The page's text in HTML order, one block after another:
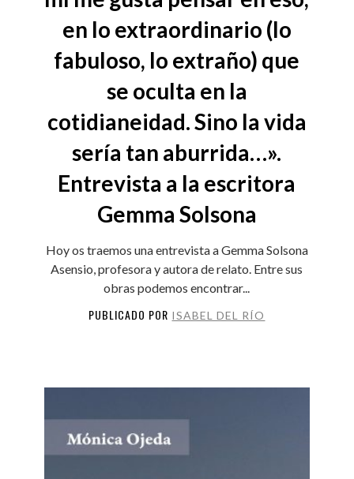
en lo extraordinario (lo
fabuloso, lo extraño) que
se oculta en la
cotidianeidad. Sino la vida
sería tan aburrida…».
Entrevista a la escritora
Gemma Solsona
Hoy os traemos una entrevista a Gemma Solsona
Asensio, profesora y autora de relato. Entre sus
obras podemos encontrar...
PUBLICADO POR ISABEL DEL RÍO